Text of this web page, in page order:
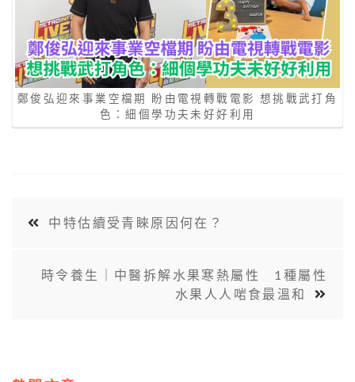
鄭俊弘迎來事業空檔期 盼由電視轉戰電影 想挑戰武打角
色：細個學功夫未好好利用
中特估續受青睞原因何在？
時令養生｜中醫拆解水果寒熱屬性 1種屬性
水果人人啱食最溫和